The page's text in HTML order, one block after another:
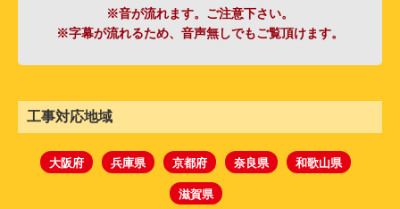
※音が流れます。ご注意下さい。
※字幕が流れるため、音声無しでもご覧頂けます。
工事対応地域
大阪府 兵庫県 京都府 奈良県 和歌山県
滋賀県